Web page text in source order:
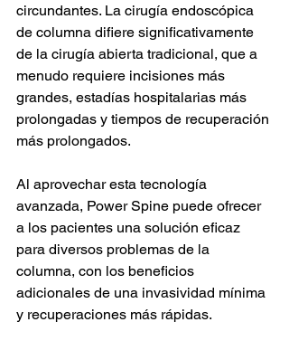
circundantes. La cirugía endoscópica
de columna difiere significativamente
de la cirugía abierta tradicional, que a
menudo requiere incisiones más
grandes, estadías hospitalarias más
prolongadas y tiempos de recuperación
más prolongados.
Al aprovechar esta tecnología
avanzada, Power Spine puede ofrecer
a los pacientes una solución eficaz
para diversos problemas de la
columna, con los beneficios
adicionales de una invasividad mínima
y recuperaciones más rápidas.